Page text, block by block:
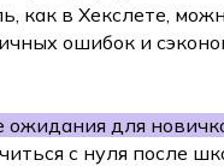
как в Хекслете,
ошибок и
ожидания для
с нуля после